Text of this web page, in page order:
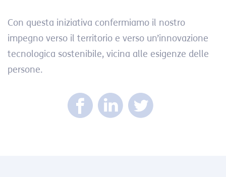
Con questa iniziativa confermiamo il nostro
impegno verso il territorio e verso un’innovazione
tecnologica sostenibile, vicina alle esigenze delle
persone.